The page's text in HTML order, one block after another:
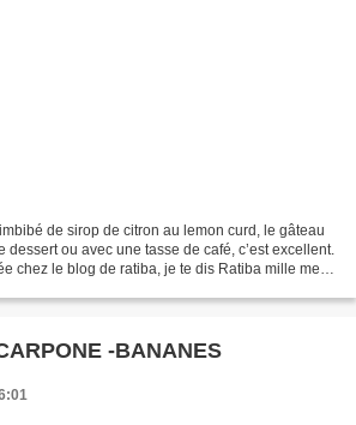
de sirop de citron au lemon curd, le gâteau
dessert ou avec une tasse de café, c’est excellent.
chez le blog de ratiba, je te dis Ratiba mille merci
-BANANES